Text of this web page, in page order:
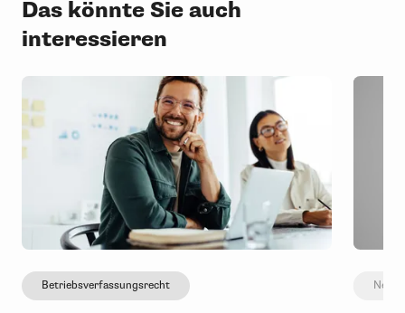
Das könnte Sie auch
interessieren
Betriebsverfassungsrecht Neu